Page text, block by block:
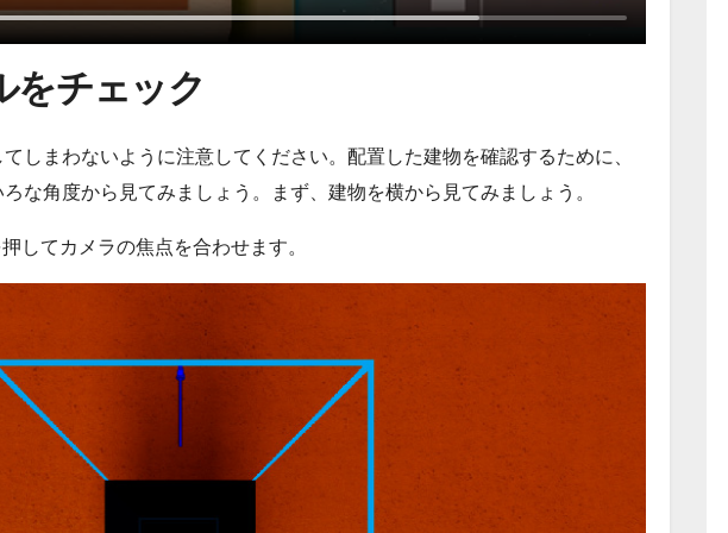
をチェック
しまわないように注意してください。配置した建物を確認するために、
な角度から見てみましょう。まず、建物を横から見てみましょう。
してカメラの焦点を合わせます。